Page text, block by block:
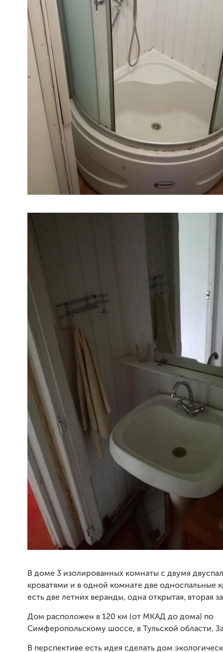
В доме 3 изолированных комнаты с двумя
кроватями и в одной комнате две односпальные
есть две летних веранды, одна открытая, вторая
Дом расположен в 120 км (от МКАД до дома) по
Симферопольскому шоссе, в Тульской области,
В перспективе есть идея сделать дом